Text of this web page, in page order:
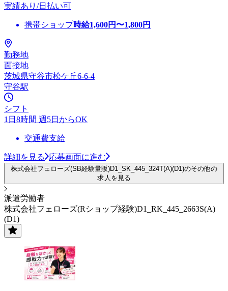
実績あり/日払い可
携帯ショップ時給1,600円〜1,800円
勤務地
面接地
茨城県守谷市松ケ丘6-6-4
守谷駅
シフト
1日8時間 週5日からOK
交通費支給
詳細を見る 応募画面に進む
株式会社フェローズ(SB経験量販)D1_SK_445_324T(A)(D1)のその他の
求人を見る
派遣労働者
株式会社フェローズ(Rショップ経験)D1_RK_445_2663S(A)
(D1)